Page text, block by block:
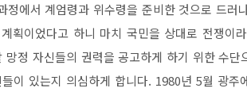
에서 계엄령과 위수령을 준비한 것으로 드러
획이었다고 하니 마치 국민을 상대로 전쟁이
정 자신들의 권력을 공고하게 하기 위한 수단
이 있는지 의심하게 합니다. 1980년 5월 광주